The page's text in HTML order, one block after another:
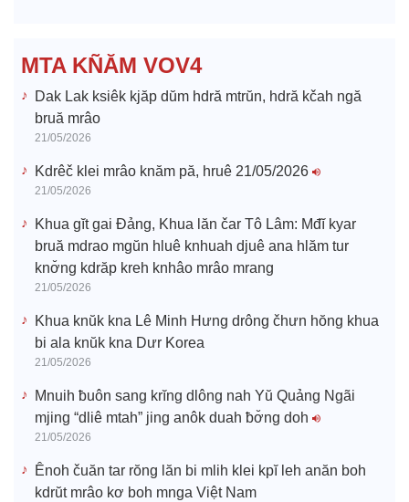
o
MTA KÑĂM VOV4
Dak Lak ksiêk kjăp dŭm hdră mtrŭn, hdră kčah ngă
bruă mrâo
21/05/2026
Kdrêč klei mrâo knăm pă, hruê 21/05/2026
21/05/2026
Khua gĭt gai Đảng, Khua lăn čar Tô Lâm: Mđĭ kyar
bruă mdrao mgŭn hluê knhuah djuê ana hlăm tur
knơ̆ng kdrăp kreh knhâo mrâo mrang
21/05/2026
Khua knŭk kna Lê Minh Hưng drông čhưn hŏng khua
bi ala knŭk kna Dưr Korea
21/05/2026
Mnuih ƀuôn sang krĭng dlông nah Yŭ Quảng Ngãi
mjing “dliê mtah” jing anôk duah ƀơ̆ng doh
21/05/2026
Ênoh čuăn tar rŏng lăn bi mlih klei kpĭ leh anăn boh
kdrŭt mrâo kơ boh mnga Việt Nam